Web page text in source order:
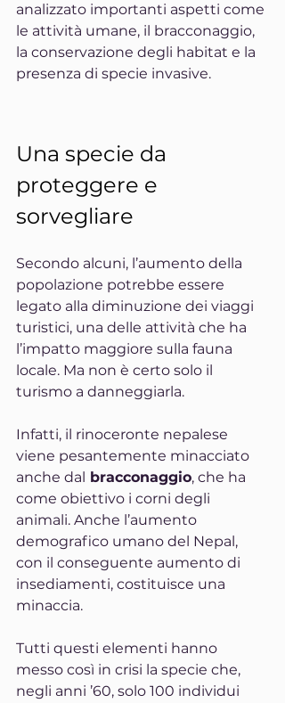
analizzato importanti aspetti come
le attività umane, il bracconaggio,
la conservazione degli habitat e la
presenza di specie invasive.
Una specie da
proteggere e
sorvegliare
Secondo alcuni, l’aumento della
popolazione potrebbe essere
legato alla diminuzione dei viaggi
turistici, una delle attività che ha
l’impatto maggiore sulla fauna
locale. Ma non è certo solo il
turismo a danneggiarla.
Infatti, il rinoceronte nepalese
viene pesantemente minacciato
anche dal
bracconaggio, che ha
come obiettivo i corni degli
animali. Anche l’aumento
demografico umano del Nepal,
con il conseguente aumento di
insediamenti, costituisce una
minaccia.
Tutti questi elementi hanno
messo così in crisi la specie che,
negli anni ’60, solo 100 individui